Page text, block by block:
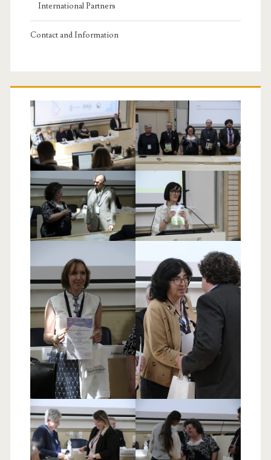
International Partners
Contact and Information